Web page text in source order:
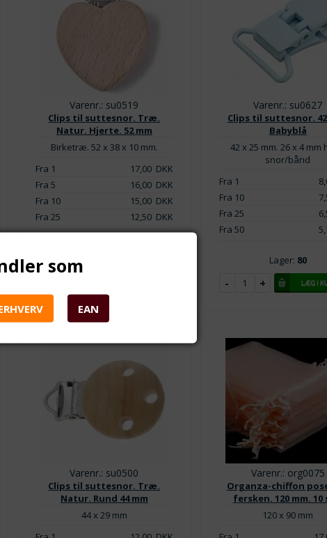
Varenr.: su0519
Clips til suttesnor. Træ.
Natur. Hjerte. 52 mm
Birketræ. 52 x 38 x 10 mm.
Fra 1
17,00DKK
Fra 5
16,00DKK
Fra 10
15,00DKK
Fra 25
12,50DKK
Varenr.: su0627
Clips til suttesnor.
Babyblå
42 x 25 mm. 26 x 4 mm
snor/bånd
Fra 1
Fra 10
Fra 25
Fra 50
Lager: 80
Varenr.: su0500
Clips til suttesnor. Træ.
Natur. Rund 44 mm
44 x 29 mm
Varenr.: org0075
Organza-chiffon
fersken. 120 mm. 10
120 x 90 mm
som
EAN